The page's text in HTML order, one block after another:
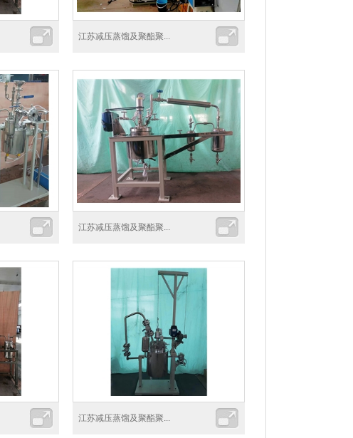
江苏减压蒸馏及聚酯聚...
江苏减压蒸馏及聚酯聚...
江苏减压蒸馏及聚酯聚...